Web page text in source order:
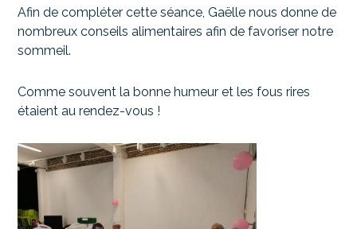
Afin de compléter cette séance, Gaëlle nous donne de
nombreux conseils alimentaires afin de favoriser notre
sommeil.
Comme souvent la bonne humeur et les fous rires
étaient au rendez-vous !